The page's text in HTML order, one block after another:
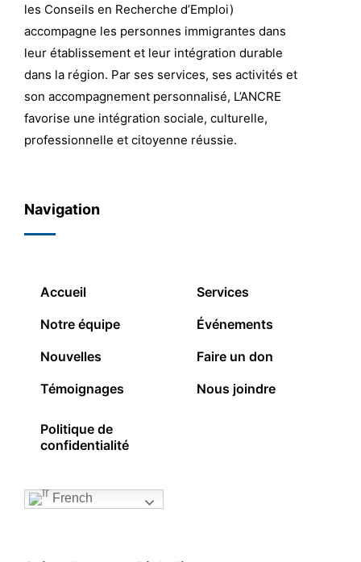
les Conseils en Recherche d’Emploi)
accompagne les personnes immigrantes dans
leur établissement et leur intégration durable
dans la région. Par ses services, ses activités et
son accompagnement personnalisé, L’ANCRE
favorise une intégration sociale, culturelle,
professionnelle et citoyenne réussie.
Navigation
Accueil
Notre équipe
Nouvelles
Témoignages
Services
Événements
Faire un don
Nous joindre
Politique de
confidentialité
French